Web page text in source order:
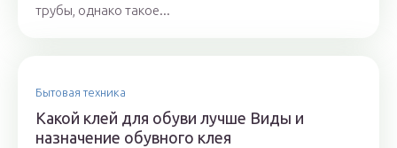
трубы, однако такое...
Бытовая техника
Какой клей для обуви лучше Виды и
назначение обувного клея